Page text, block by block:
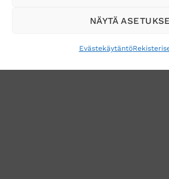
NÄYTÄ
Evästekäytäntö